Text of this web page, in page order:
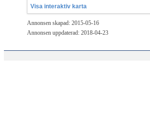
Visa interaktiv karta
Annonsen skapad: 2015-05-16
Annonsen uppdaterad: 2018-04-23